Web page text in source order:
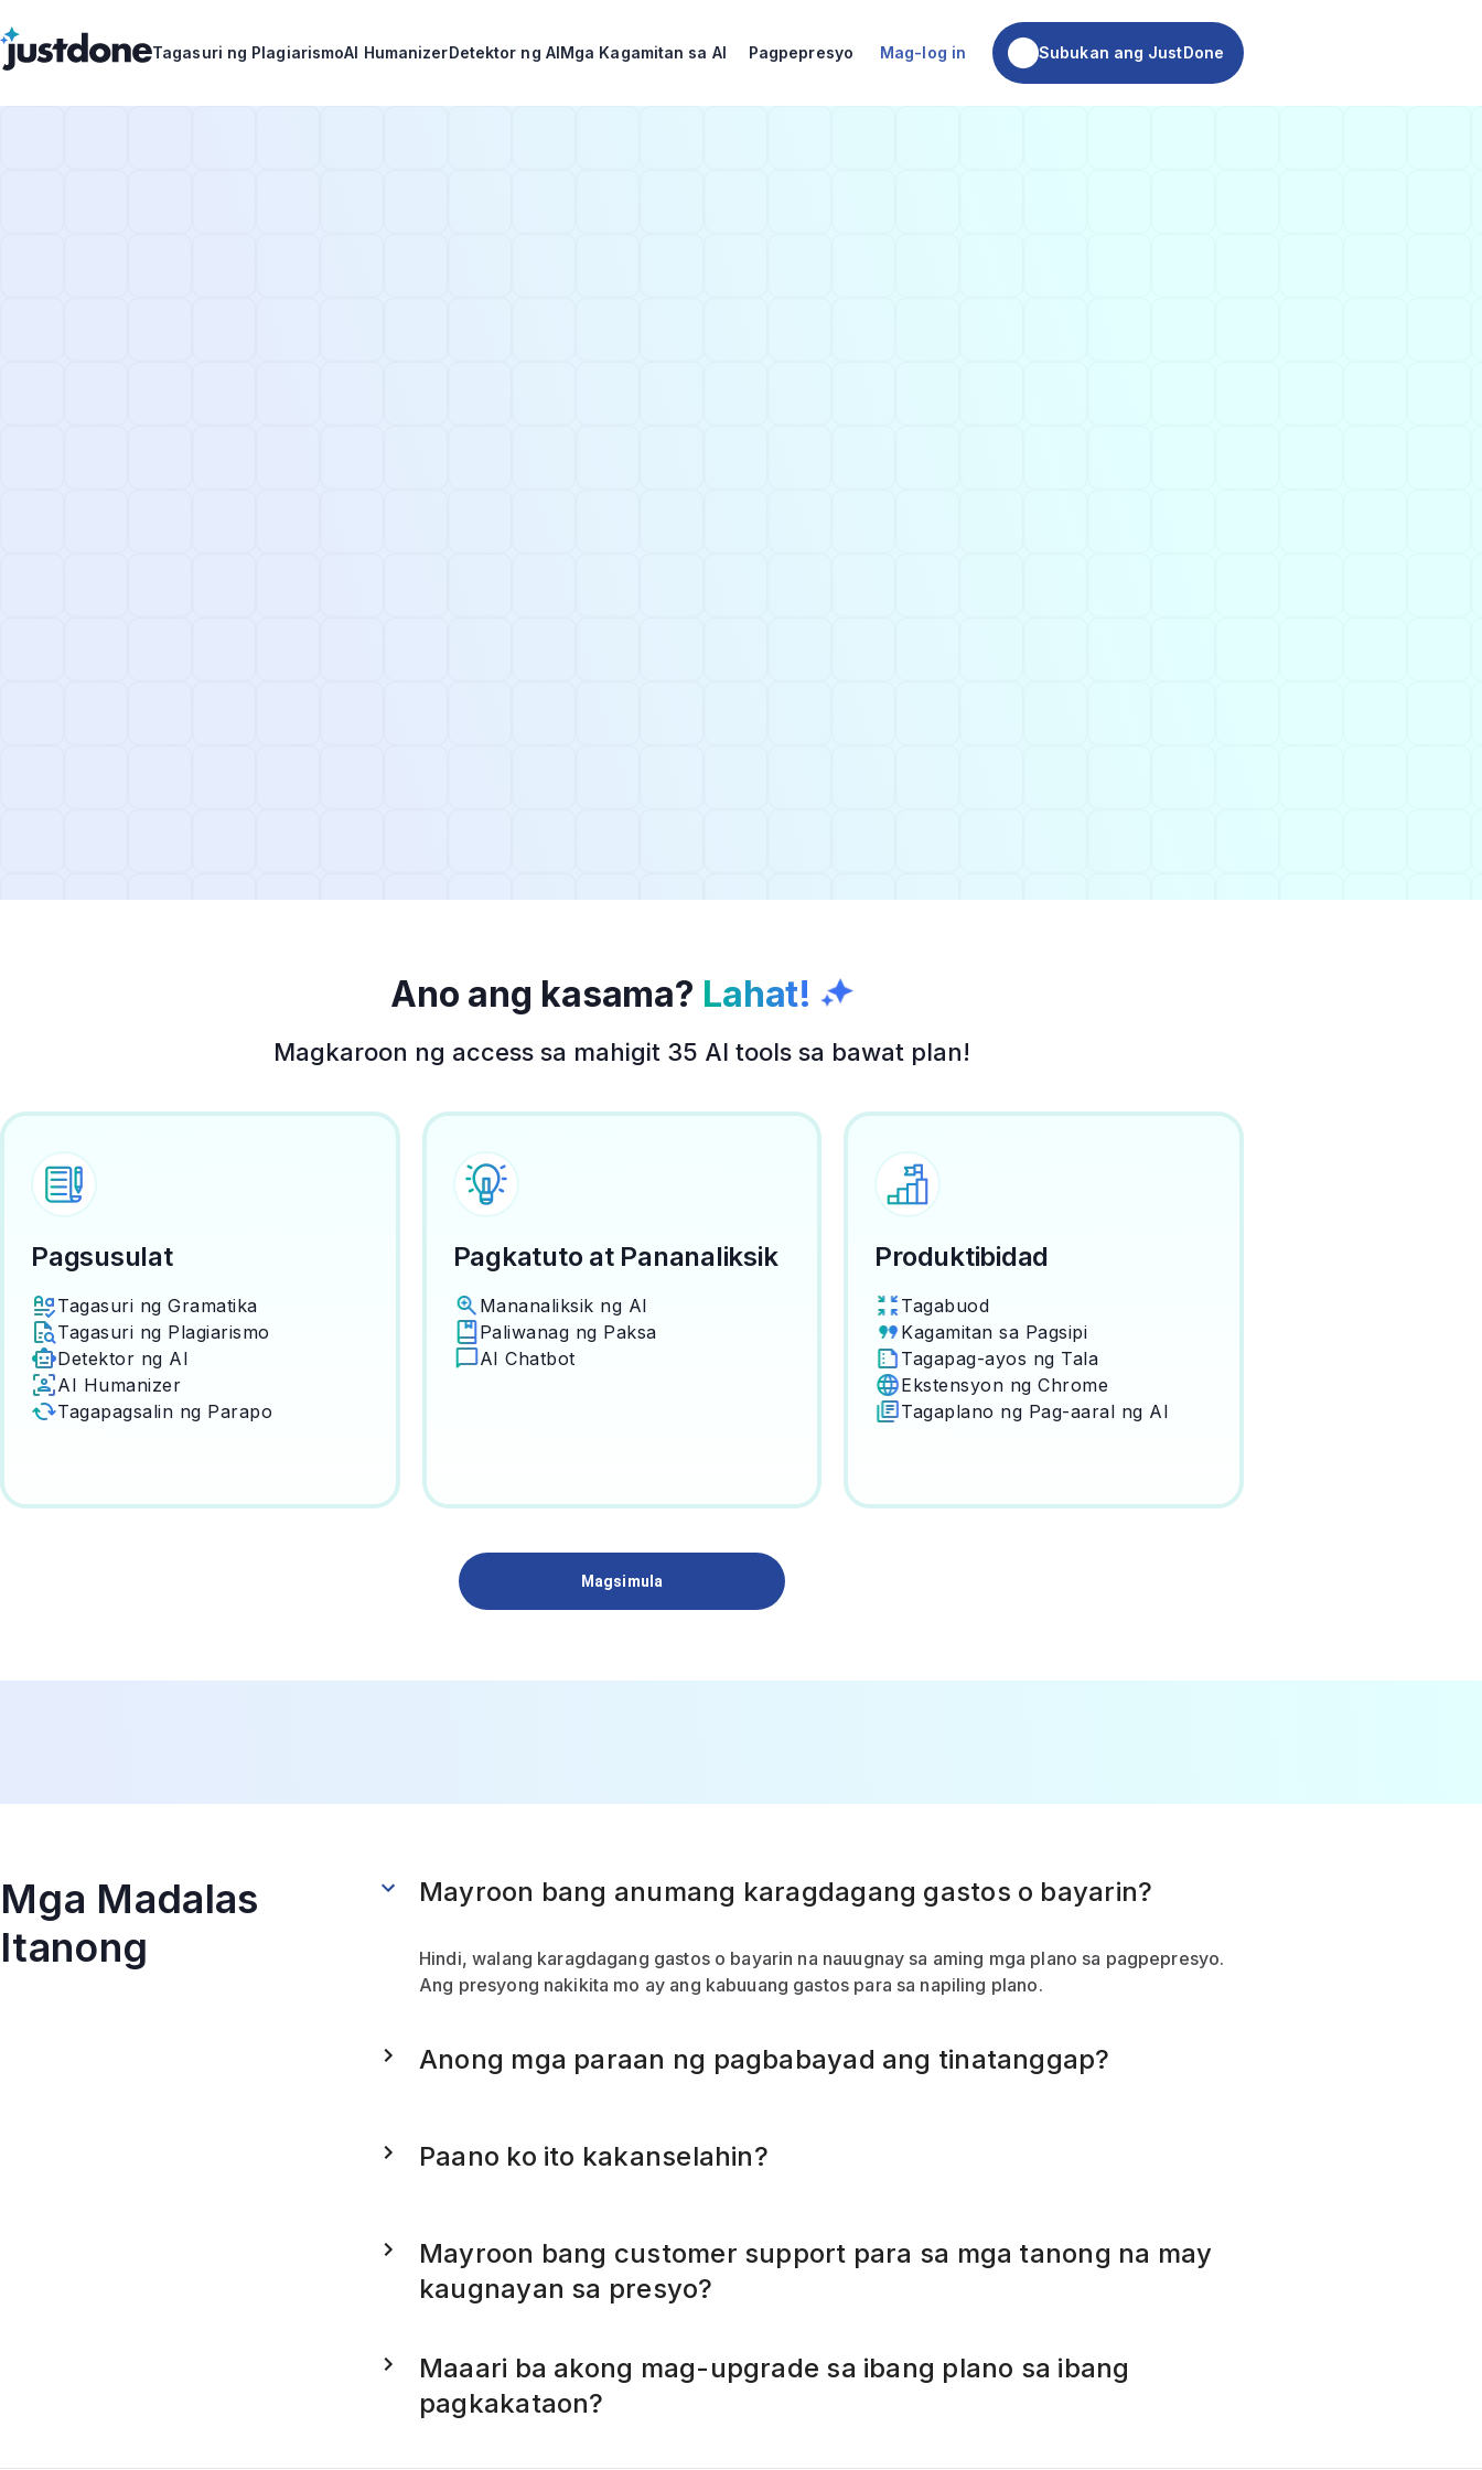
Tagasuri ng PlagiarismoAI HumanizerDetektor ng AIMga Kagamitan sa AI Pagpepresyo Mag-log in Subukan ang JustDone
Ano ang kasama? Lahat!
Magkaroon ng access sa mahigit 35 AI tools sa bawat plan!
Pagsusulat
Tagasuri ng Gramatika
Tagasuri ng Plagiarismo
Detektor ng AI
AI Humanizer
Tagapagsalin ng Parapo
Pagkatuto at Pananaliksik
Mananaliksik ng AI
Paliwanag ng Paksa
AI Chatbot
Produktibidad
Tagabuod
Kagamitan sa Pagsipi
Tagapag-ayos ng Tala
Ekstensyon ng Chrome
Tagaplano ng Pag-aaral ng AI
Magsimula
Mga Madalas
Itanong
Mayroon bang anumang karagdagang gastos o bayarin?
Hindi, walang karagdagang gastos o bayarin na nauugnay sa aming mga plano sa pagpepresyo.
Ang presyong nakikita mo ay ang kabuuang gastos para sa napiling plano.
Anong mga paraan ng pagbabayad ang tinatanggap?
Paano ko ito kakanselahin?
Mayroon bang customer support para sa mga tanong na may
kaugnayan sa presyo?
Maaari ba akong mag-upgrade sa ibang plano sa ibang
pagkakataon?